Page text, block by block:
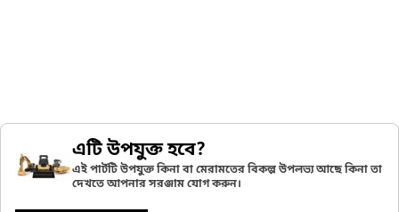
এটি উপযুক্ত হবে?
এই পার্টটি উপযুক্ত কিনা বা মেরামতের বিকল্প উপলভ্য আছে কিনা তা
দেখতে আপনার সরঞ্জাম যোগ করুন।